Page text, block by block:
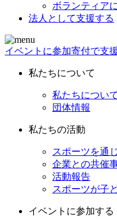
ボランティア
法人として支援する
イベントに参加寄付で支
私たちについて
私たちについて
団体情報
私たちの活動
スポーツを通
企業との共催
活動報告
スポーツが子
イベントに参加する